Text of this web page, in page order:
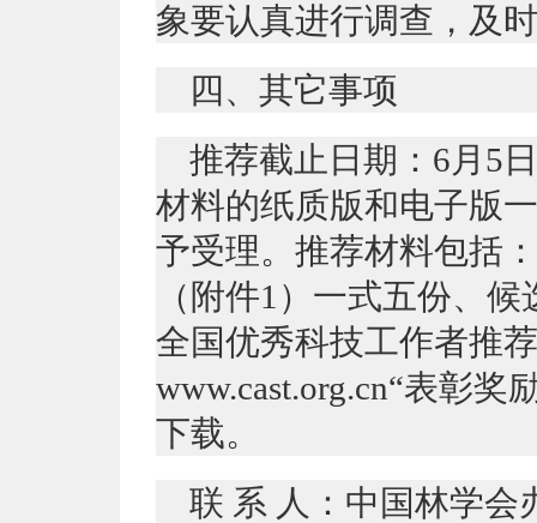
象要认真进行调查，及
四、其它事项
推荐截止日期：6月5
材料的纸质版和电子版
予受理。推荐材料包括
（附件1）一式五份、
全国优秀科技工作者推
www.cast.org.cn“表彰
下载。
联 系 人：中国林